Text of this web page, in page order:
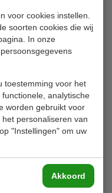
voor cookies instellen.
soorten cookies die wij
In onze
toestemming voor het
analytische
worden gebruikt voor
personaliseren van
"Instellingen" om uw
Akkoord